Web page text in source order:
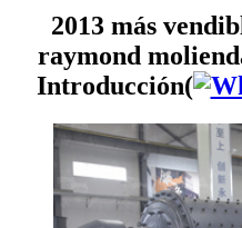
2013 más
raymond
Introducción(